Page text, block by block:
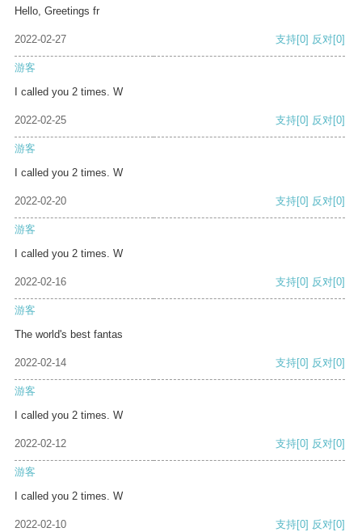
Hello, Greetings fr
2022-02-27 支持[0] 反对[0]
游客
I called you 2 times. W
2022-02-25 支持[0] 反对[0]
游客
I called you 2 times. W
2022-02-20 支持[0] 反对[0]
游客
I called you 2 times. W
2022-02-16 支持[0] 反对[0]
游客
The world's best fantas
2022-02-14 支持[0] 反对[0]
游客
I called you 2 times. W
2022-02-12 支持[0] 反对[0]
游客
I called you 2 times. W
2022-02-10 支持[0] 反对[0]